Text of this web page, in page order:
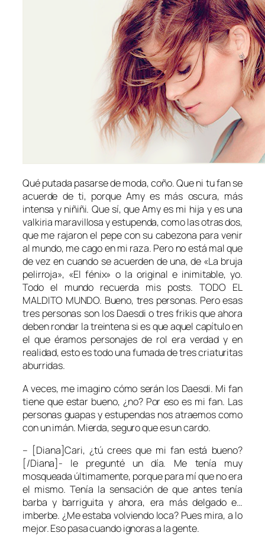
Qué putada pasarse de moda, coño. Que ni tu fan se
acuerde de ti, porque Amy es más oscura, más
intensa y niñiñi. Que sí, que Amy es mi hija y es una
valkiria maravillosa y estupenda, como las otras dos,
que me rajaron el pepe con su cabezona para venir
al mundo, me cago en mi raza. Pero no está mal que
de vez en cuando se acuerden de una, de «La bruja
pelirroja», «El fénix» o la original e inimitable, yo.
Todo el mundo recuerda mis posts. TODO EL
MALDITO MUNDO. Bueno, tres personas. Pero esas
tres personas son los Daesdi o tres frikis que ahora
deben rondar la treintena si es que aquel capítulo en
el que éramos personajes de rol era verdad y en
realidad, esto es todo una fumada de tres criaturitas
aburridas.
A veces, me imagino cómo serán los Daesdi. Mi fan
tiene que estar bueno, ¿no? Por eso es mi fan. Las
personas guapas y estupendas nos atraemos como
con un imán. Mierda, seguro que es un cardo.
– [Diana]Cari, ¿tú crees que mi fan está bueno?
[/Diana]- le pregunté un día. Me tenía muy
mosqueada últimamente, porque para mí que no era
el mismo. Tenía la sensación de que antes tenía
barba y barriguita y ahora, era más delgado e…
imberbe. ¿Me estaba volviendo loca? Pues mira, a lo
mejor. Eso pasa cuando ignoras a la gente.